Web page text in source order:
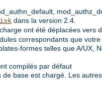
dans la version 2.4.
ont été déplacées vers
correspondants que votre
formes telles que A/
compilés par défaut
base est chargé. Les